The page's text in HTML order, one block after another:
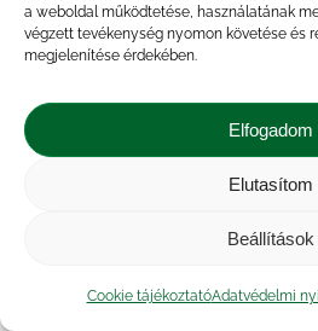
a weboldal működtetése, használatának
végzett tevékenység nyomon követése és
megjelenítése érdekében.
Elfogadom
Elutasítom
Beállítások
Cookie tájékoztatóAdatvédelmi
csoport ) első…